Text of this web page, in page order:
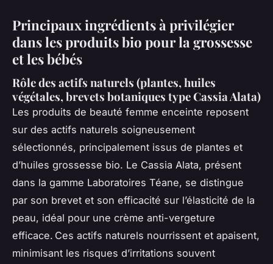
Principaux ingrédients à privilégier
dans les produits bio pour la grossesse
et les bébés
Rôle des actifs naturels (plantes, huiles
végétales, brevets botaniques type Cassia Alata)
Les produits de beauté femme enceinte reposent
sur des actifs naturels soigneusement
sélectionnés, principalement issus de plantes et
d’huiles grossesse bio. Le Cassia Alata, présent
dans la gamme Laboratoires Téane, se distingue
par son brevet et son efficacité sur l’élasticité de la
peau, idéal pour une crème anti-vergeture
efficace. Ces actifs naturels nourrissent et apaisent,
minimisant les risques d’irritations souvent